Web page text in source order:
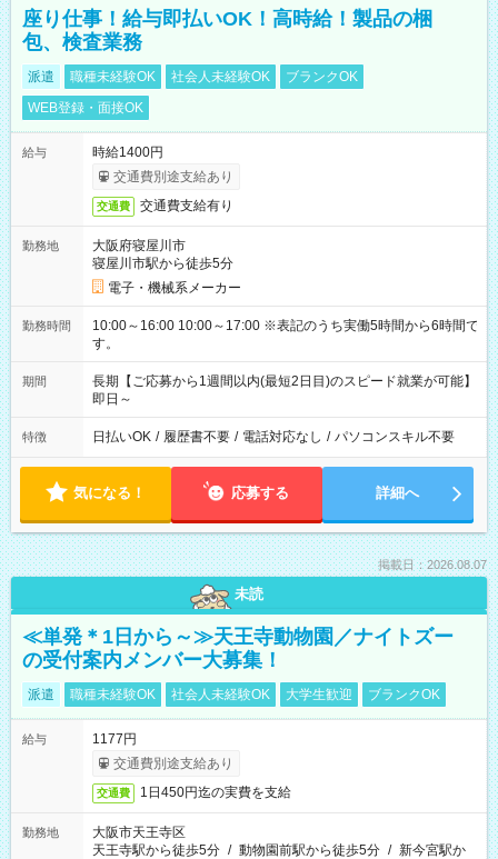
座り仕事！給与即払いOK！高時給！製品の梱
包、検査業務
派遣 職種未経験OK 社会人未経験OK
ブランクOK
WEB登録・面接OK
給与
時給1400円
交通費別途支給あり
交通費 交通費支給有り
勤務地
大阪府寝屋川市
寝屋川市駅から徒歩5分
電子・機械系メーカー
勤務時間
10:00～16:00 10:00～17:00 ※表記のうち実働5時間から6時間で
す。
期間
長期【ご応募から1週間以内(最短2日目)のスピード就業が可能】
即日～
特徴 日払いOK / 履歴書不要 / 電話対応なし / パソコンスキル不要
気になる！ 応募する 詳細へ
掲載日：2026.08.07
未読
≪単発＊1日から～≫天王寺動物園／ナイトズー
の受付案内メンバー大募集！
派遣 職種未経験OK 社会人未経験OK 大学生歓迎 ブランクOK
給与
1177円
交通費別途支給あり
交通費 1日450円迄の実費を支給
勤務地
大阪市天王寺区
天王寺駅から徒歩5分 / 動物園前駅から徒歩5分 / 新今宮駅か